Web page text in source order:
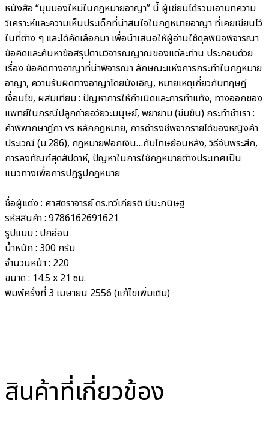
หนังสือ “มุมมองใหม่ในกฎหมายอาญา” นี้ ผู้เขียนได้รวมเอาบทความ
วิเคราะห์และความเห็นประเด็กที่น่าสนใจในกฎหมายอาญา ที่เคยเขียนไว้
ในที่ต่าง ๆ และได้คัดเลือกมา เพื่อนำเสนอให้ผู้อ่านใช้ดุลพินิจพิจารณา
ข้อคิดและค้นหาข้อสรุปตามวิจารณญาณของแต่ละท่าน ประกอบด้วย
เรื่อง ข้อคิดทางอาญาที่น่าพิจารณา ลักษณะแห่งการกระทำในกฎหมาย
อาญา, ความรับผิดทางอาญาโดยบังเอิญ, หมายเหตุเกี่ยวกับทฤษฎี
เงื่อนไข, ผสมเทียม : ปัญหาการให้กำเนิดและการทำแท้ง, ทางออกของ
แพทย์ในกรณีปลูกถ่ายอวัยวะมนุษย์, พยายาม (ข่มขืน) กระทำชำเรา :
คำพิพากษาฎีกา vs หลักกฎหมาย, การดำรงชีพจากรายได้ของหญิงค้า
ประเวณี (ม.286), กฎหมายฟอกเงิน…กับโทษย้อนหลัง, วิธีจับพระสึก,
การลงทัณฑ์สุดสัปดาห์, ปัญหาในการใช้กฎหมายต่างประเทศเป็น
แนวทางเพื่อการปฏิรูปกฎหมาย
ชื่อผู้แต่ง : ศาสตราจารย์ ดร.ทวีเกียรติ มีนะกนิษฐ
รหัสสินค้า : 9786162691621
รูปแบบ : ปกอ่อน
น้ำหนัก : 300 กรัม
จำนวนหน้า : 220
ขนาด : 14.5 x 21 ซม.
พิมพ์ครั้งที่ 3 เมษายน 2556 (แก้ไขเพิ่มเติม)
สินค้าที่เกี่ยวข้อง